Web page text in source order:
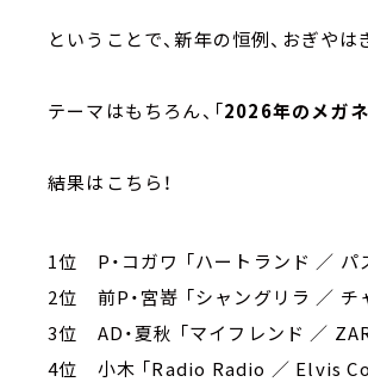
ということで、新年の恒例、おぎや
テーマはもちろん、「2026年のメガ
結果はこちら！
1位 P・コガワ 「ハートランド ／ パス
2位 前P・宮嵜 「シャングリラ ／ チ
3位 AD・夏秋 「マイフレンド ／
4位 小木 「Radio Radio ／ Elvis